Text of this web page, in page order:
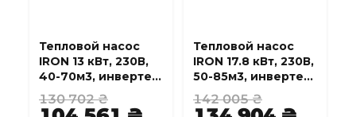
Тепловой насос
IRON 13 кВт, 230В,
40-70м3, инвертер,
с охлаждением,
WI-FI
130 702 ₴
Тепловой насос
IRON 17.8 кВт, 230В,
50-85м3, инвертер,
с охлаждением,
WI-FI
142 005 ₴